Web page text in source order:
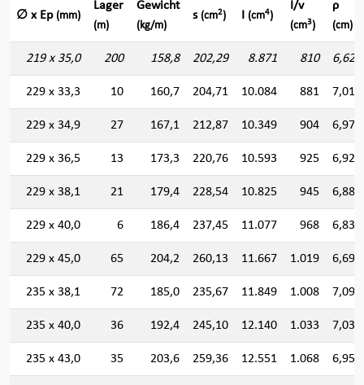
∅ x Ep (mm)
Lager
(m)
Gewicht
(kg/m)
s (cm2) I (cm4)
I/v
(cm3)
ρ
(cm)
219 x 35,0 200 158,8 202,29 8.871 810 6,622
229 x 33,3 10 160,7 204,71 10.084 881 7,018
229 x 34,9 27 167,1 212,87 10.349 904 6,972
229 x 36,5 13 173,3 220,76 10.593 925 6,927
229 x 38,1 21 179,4 228,54 10.825 945 6,882
229 x 40,0 6 186,4 237,45 11.077 968 6,830
229 x 45,0 65 204,2 260,13 11.667 1.019 6,697
235 x 38,1 72 185,0 235,67 11.849 1.008 7,090
235 x 40,0 36 192,4 245,10 12.140 1.033 7,037
235 x 43,0 35 203,6 259,36 12.551 1.068 6,956